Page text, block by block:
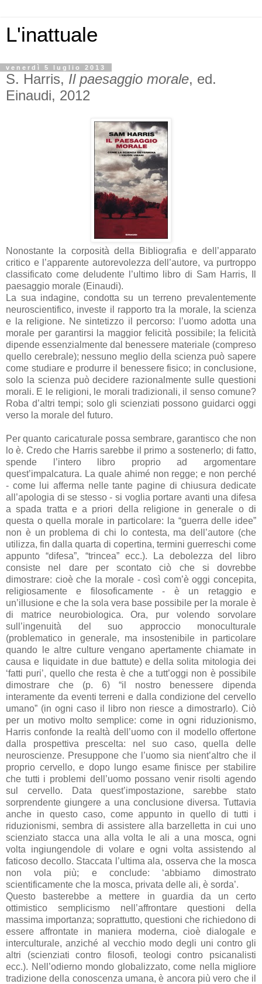
L'inattuale
venerdì 5 luglio 2013
S. Harris, Il paesaggio morale, ed.
Einaudi, 2012
Nonostante la corposità della Bibliografia e dell’apparato
critico e l’apparente autorevolezza dell’autore, va purtroppo
classificato come deludente l’ultimo libro di Sam Harris, Il
paesaggio morale (Einaudi).
La sua indagine, condotta su un terreno prevalentemente
neuroscientifico, investe il rapporto tra la morale, la scienza
e la religione. Ne sintetizzo il percorso: l’uomo adotta una
morale per garantirsi la maggior felicità possibile; la felicità
dipende essenzialmente dal benessere materiale (compreso
quello cerebrale); nessuno meglio della scienza può sapere
come studiare e produrre il benessere fisico; in conclusione,
solo la scienza può decidere razionalmente sulle questioni
morali. E le religioni, le morali tradizionali, il senso comune?
Roba d’altri tempi; solo gli scienziati possono guidarci oggi
verso la morale del futuro.
Per quanto caricaturale possa sembrare, garantisco che non
lo è. Credo che Harris sarebbe il primo a sostenerlo; di fatto,
spende l’intero libro proprio ad argomentare
quest’impalcatura. La quale ahimé non regge; e non perché
- come lui afferma nelle tante pagine di chiusura dedicate
all’apologia di se stesso - si voglia portare avanti una difesa
a spada tratta e a priori della religione in generale o di
questa o quella morale in particolare: la “guerra delle idee”
non è un problema di chi lo contesta, ma dell’autore (che
utilizza, fin dalla quarta di copertina, termini guerreschi come
appunto “difesa”, “trincea” ecc.). La debolezza del libro
consiste nel dare per scontato ciò che si dovrebbe
dimostrare: cioè che la morale - così com’è oggi concepita,
religiosamente e filosoficamente - è un retaggio e
un’illusione e che la sola vera base possibile per la morale è
di matrice neurobiologica. Ora, pur volendo sorvolare
sull’ingenuità del suo approccio monoculturale
(problematico in generale, ma insostenibile in particolare
quando le altre culture vengano apertamente chiamate in
causa e liquidate in due battute) e della solita mitologia dei
‘fatti puri’, quello che resta è che a tutt’oggi non è possibile
dimostrare che (p. 6) “il nostro benessere dipenda
interamente da eventi terreni e dalla condizione del cervello
umano” (in ogni caso il libro non riesce a dimostrarlo). Ciò
per un motivo molto semplice: come in ogni riduzionismo,
Harris confonde la realtà dell’uomo con il modello offertone
dalla prospettiva prescelta: nel suo caso, quella delle
neuroscienze. Presuppone che l’uomo sia nient’altro che il
proprio cervello, e dopo lungo esame finisce per stabilire
che tutti i problemi dell’uomo possano venir risolti agendo
sul cervello. Data quest’impostazione, sarebbe stato
sorprendente giungere a una conclusione diversa. Tuttavia
anche in questo caso, come appunto in quello di tutti i
riduzionismi, sembra di assistere alla barzelletta in cui uno
scienziato stacca una alla volta le ali a una mosca, ogni
volta ingiungendole di volare e ogni volta assistendo al
faticoso decollo. Staccata l’ultima ala, osserva che la mosca
non vola più; e conclude: ‘abbiamo dimostrato
scientificamente che la mosca, privata delle ali, è sorda’.
Questo basterebbe a mettere in guardia da un certo
ottimistico semplicismo nell’affrontare questioni della
massima importanza; soprattutto, questioni che richiedono di
essere affrontate in maniera moderna, cioè dialogale e
interculturale, anziché al vecchio modo degli uni contro gli
altri (scienziati contro filosofi, teologi contro psicanalisti
ecc.). Nell’odierno mondo globalizzato, come nella migliore
tradizione della conoscenza umana, è ancora più vero che il